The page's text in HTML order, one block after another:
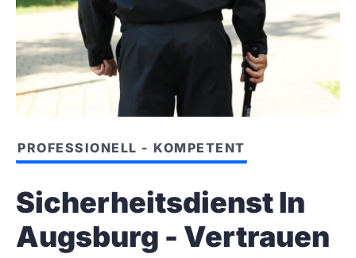
PROFESSIONELL - KOMPETENT
Sicherheitsdienst In
Augsburg - Vertrauen